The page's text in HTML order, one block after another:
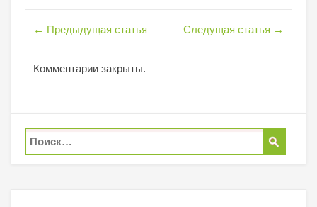
← Предыдущая статья Следущая статья →
Комментарии закрыты.